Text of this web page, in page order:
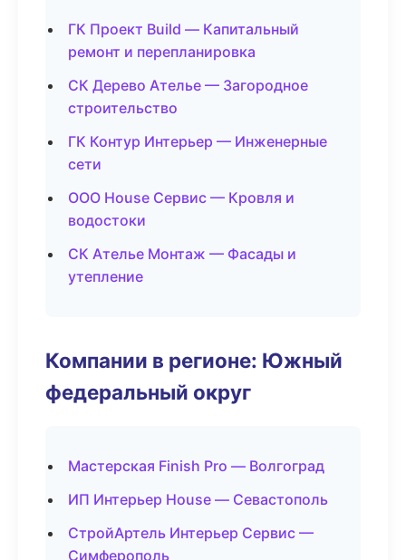
ГК Проект Build — Капитальный
ремонт и перепланировка
СК Дерево Ателье — Загородное
строительство
ГК Контур Интерьер — Инженерные
сети
ООО House Сервис — Кровля и
водостоки
СК Ателье Монтаж — Фасады и
утепление
Компании в регионе: Южный
федеральный округ
Мастерская Finish Pro — Волгоград
ИП Интерьер House — Севастополь
СтройАртель Интерьер Сервис —
Симферополь